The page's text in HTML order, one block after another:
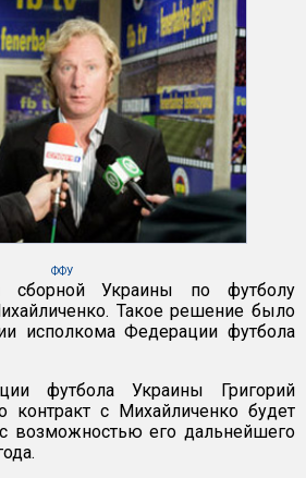
ФФУ
сборной Украины по футболу
Такое решение было
исполкома Федерации футбола
футбола Украины Григорий
контракт с Михайличенко будет
возможностью его дальнейшего